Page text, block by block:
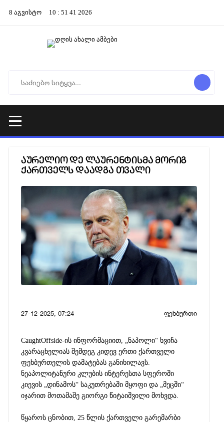
8 აგვისტო 10 : 51 42 2026
აურელიო დე ლაურენტისმა მორიგ
ქართველს დაადგა თვალი
27-12-2025, 07:24 ფეხბურთი
CaughtOffside-ის ინფორმაციით, „ნაპოლი“ ხვიჩა
კვარაცხელიას შემდეგ კიდევ ერთი ქართველი
ფეხბურთელის დამატებას განიხილავს.
ნეაპოლიტანური კლუბის ინტერესთა სფეროში
კიევის „დინამოს“ საკუთრებაში მყოფი და „მეცში“
იჯარით მოთამაშე გიორგი წიტაიშვილი მოხვდა.
წყაროს ცნობით, 25 წლის ქართველი გარემარბი